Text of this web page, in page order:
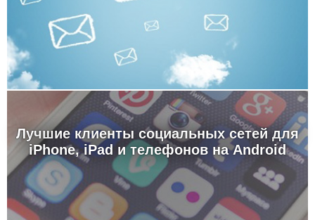
Лучшие клиенты социальных сетей для
iPhone, iPad и телефонов на Android